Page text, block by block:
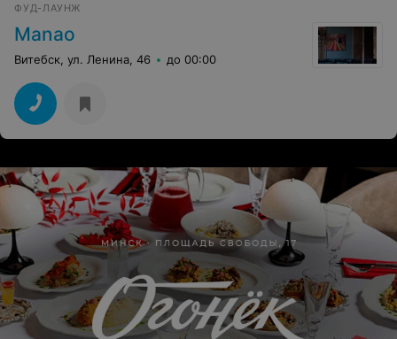
ФУД-ЛАУНЖ
Manao
Витебск, ул. Ленина, 46 до 00:00